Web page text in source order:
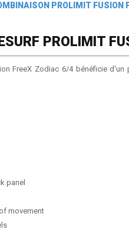
PROLIMIT FUSION
PROLIMIT
FreeX Zodiac 6/4 bénéficie
panel
movement